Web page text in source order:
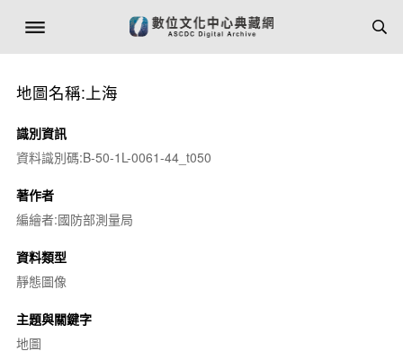
地圖名稱:上海
識別資訊
資料識別碼:B-50-1L-0061-44_t050
著作者
編繪者:國防部測量局
資料類型
靜態圖像
主題與關鍵字
地圖